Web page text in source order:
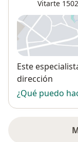
Vitarte
Este
dirección
¿Qué puedo